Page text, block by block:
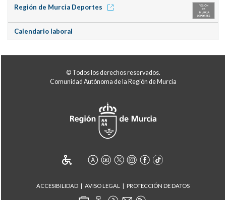
Región de Murcia Deportes
Calendario laboral
© Todos los derechos reservados.
Comunidad Autónoma de la Región de Murcia
ACCESIBILIDAD AVISO LEGAL PROTECCIÓN DE DATOS